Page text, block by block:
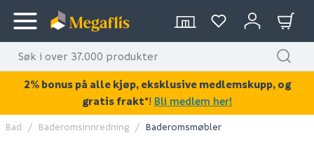
KAN DISSE VÆRE AV INTERESSE?
Bad Baderomsinnredning Baderomsmøbler
2% bonus på alle kjøp, eksklusive medlemskupp, og
gratis frakt*! Bli medlem her!